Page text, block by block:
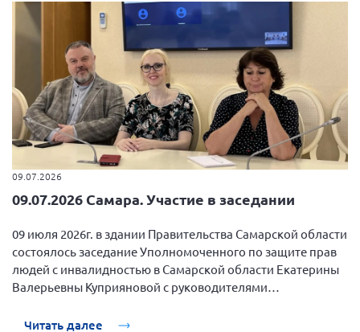
09.07.2026
09.07.2026 Самара. Участие в заседании
09 июля 2026г. в здании Правительства Самарской области
состоялось заседание Уполномоченного по защите прав
людей с инвалидностью в Самарской области Екатерины
Валерьевны Куприяновой с руководителями
Читать далее